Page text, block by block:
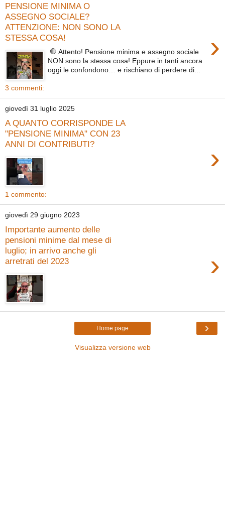
PENSIONE MINIMA O
ASSEGNO SOCIALE?
ATTENZIONE: NON SONO LA
STESSA COSA!
›
🛑 Attento! Pensione minima e assegno sociale
NON sono la stessa cosa! Eppure in tanti ancora
oggi le confondono… e rischiano di perdere di...
3 commenti:
giovedì 31 luglio 2025
A QUANTO CORRISPONDE LA
"PENSIONE MINIMA" CON 23
ANNI DI CONTRIBUTI?
›
1 commento:
giovedì 29 giugno 2023
Importante aumento delle
pensioni minime dal mese di
luglio; in arrivo anche gli
arretrati del 2023
›
›
Home page
Visualizza versione web